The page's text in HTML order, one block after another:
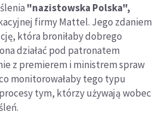
"nazistowska Polska",
firmy Mattel. Jego zdaniem
która broniłaby dobrego
działać pod patronatem
z premierem i ministrem spraw
monitorowałaby tego typu
tym, którzy używają wobec